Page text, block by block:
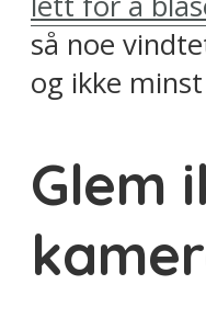
så noe
og ikke
Glem